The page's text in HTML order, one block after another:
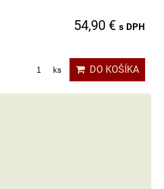
54,90 € s DPH
ks DO KOŠÍKA